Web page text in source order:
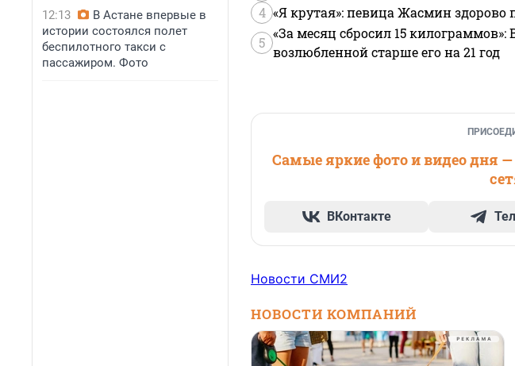
12:13
В Астане впервые в
истории состоялся полет
беспилотного такси с
пассажиром. Фото
4 «Я крутая»: певица Жасмин здорово
5
«За месяц сбросил 15
возлюбленной старше его на 21 год
Самые яркие фото и видео дня
ВКонтакте
Новости СМИ2
НОВОСТИ КОМПАНИЙ